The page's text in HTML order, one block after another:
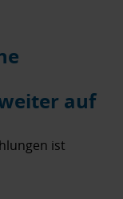
auf
ist